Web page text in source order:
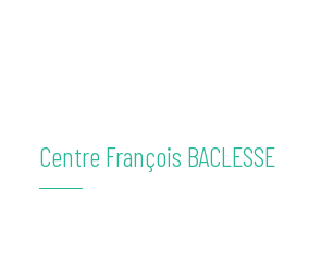
Centre François BACLESSE